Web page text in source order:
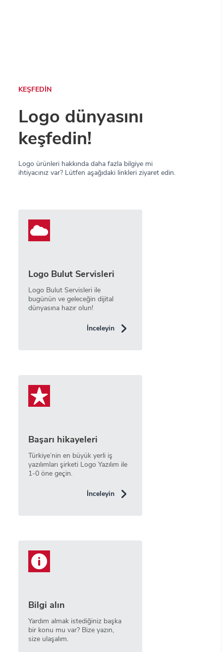
KEŞFEDİN
Logo dünyasını
keşfedin!
Logo ürünleri hakkında daha fazla bilgiye mi
ihtiyacınız var? Lütfen aşağıdaki linkleri ziyaret edin.
Logo Bulut Servisleri
Logo Bulut Servisleri ile
bugünün ve geleceğin dijital
dünyasına hazır olun!
İnceleyin
Başarı hikayeleri
Türkiye’nin en büyük yerli iş
yazılımları şirketi Logo Yazılım ile
1-0 öne geçin.
İnceleyin
Bilgi alın
Yardım almak istediğiniz başka
bir konu mu var? Bize yazın,
size ulaşalım.